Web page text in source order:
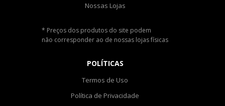
Nossas Lojas
* Preços dos produtos do site podem
não corresponder ao de nossas lojas físicas
POLÍTICAS
Termos de Uso
Política de Privacidade